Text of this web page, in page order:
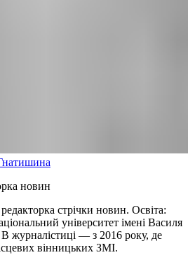
новин
стрічки новин. Освіта:
університет імені Василя
журналістиці — з 2016 року, де
вінницьких ЗМІ.